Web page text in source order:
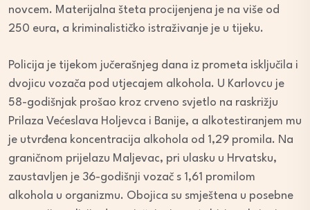
novcem. Materijalna šteta procijenjena je na više od
250 eura, a kriminalističko istraživanje je u tijeku.
Policija je tijekom jučerašnjeg dana iz prometa isključila i
dvojicu vozača pod utjecajem alkohola. U Karlovcu je
58-godišnjak prošao kroz crveno svjetlo na raskrižju
Prilaza Većeslava Holjevca i Banije, a alkotestiranjem mu
je utvrđena koncentracija alkohola od 1,29 promila. Na
graničnom prijelazu Maljevac, pri ulasku u Hrvatsku,
zaustavljen je 36-godišnji vozač s 1,61 promilom
alkohola u organizmu. Obojica su smještena u posebne